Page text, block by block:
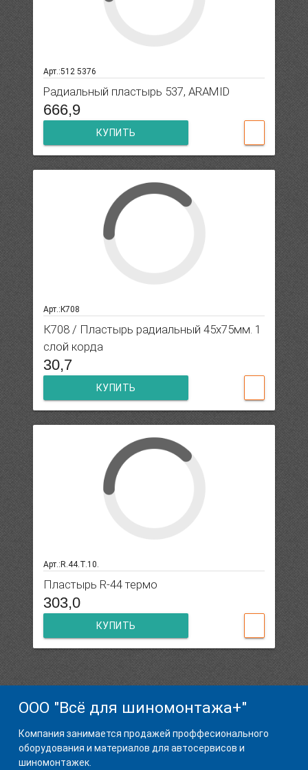
Арт.:512 5376
Радиальный пластырь 537, ARAMID
666,9
КУПИТЬ
Арт.:К708
К708 / Пластырь радиальный 45х75мм. 1
слой корда
30,7
КУПИТЬ
Арт.:R.44.T.10.
Пластырь R-44 термо
303,0
КУПИТЬ
ООО "Всё для шиномонтажа+"
Компания занимается продажей проффесионального
оборудования и материалов для автосервисов и
шиномонтажек.